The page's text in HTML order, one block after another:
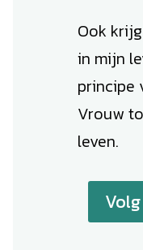
Ook
in mijn
principe
Vrouw
leven.